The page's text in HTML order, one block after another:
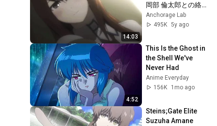
14:03
岡部 倫太郎との絡
み、共闘、ツンデレ
なシーン集
Anchorage Lab
495K 5y ago
4:52
This Is the Ghost in
the Shell We've
Never Had
Anime Everyday
156K
1mo ago
Steins;Gate Elite
Suzuha Amane